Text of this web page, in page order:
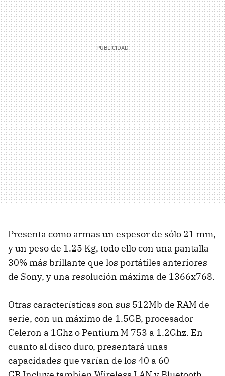
Presenta como armas un espesor de sólo 21 mm,
y un peso de 1.25 Kg, todo ello con una pantalla
30% más brillante que los portátiles anteriores
de Sony, y una resolución máxima de 1366x768.
Otras características son sus 512Mb de RAM de
serie, con un máximo de 1.5GB, procesador
Celeron a 1Ghz o Pentium M 753 a 1.2Ghz. En
cuanto al disco duro, presentará unas
capacidades que varían de los 40 a 60